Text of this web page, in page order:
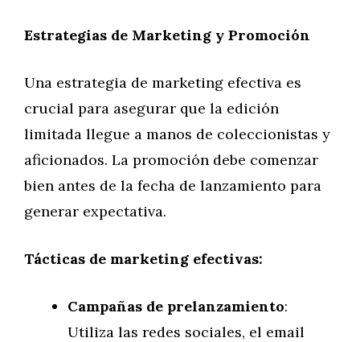
Estrategias de Marketing y Promoción
Una estrategia de marketing efectiva es
crucial para asegurar que la edición
limitada llegue a manos de coleccionistas y
aficionados. La promoción debe comenzar
bien antes de la fecha de lanzamiento para
generar expectativa.
Tácticas de marketing efectivas:
Campañas de prelanzamiento:
Utiliza las redes sociales, el email